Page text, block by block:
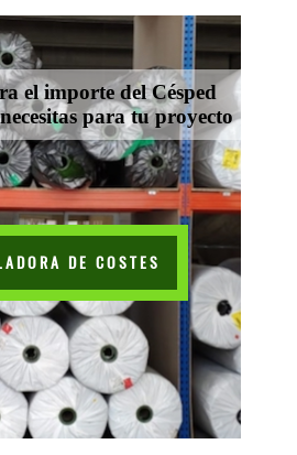
el importe del Césped
para tu proyecto
DE COSTES